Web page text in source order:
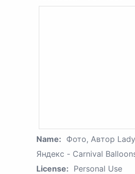
Name: Фото, Автор
Яндекс - Carnival
License: Personal Use